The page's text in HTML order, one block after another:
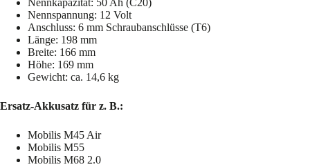
Nennkapazität: 50 Ah (C20)
Nennspannung: 12 Volt
Anschluss: 6 mm Schraubanschlüsse (T6)
Länge: 198 mm
Breite: 166 mm
Höhe: 169 mm
Gewicht: ca. 14,6 kg
Ersatz-Akkusatz für z. B.:
Mobilis M45 Air
Mobilis M55
Mobilis M68 2.0